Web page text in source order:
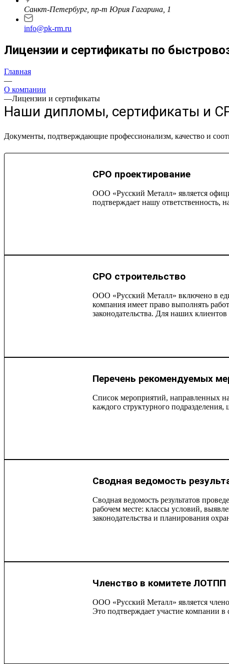
Санкт-Петербург, пр-т Юрия Гагарина, 1
info@pk-rm.ru
Лицензии и сертификаты по
Главная
—
О компании
—Лицензии и сертификаты
Наши дипломы, сертификаты и
Документы, подтверждающие профессионализм, качество и
СРО проектирование
ООО «Русский Металл» является
подтверждает нашу ответственность,
СРО строительство
ООО «Русский Металл» включено в
компания имеет право выполнять
законодательства. Для наших
Перечень рекомендуемых
Список мероприятий, направленных
каждого структурного
Сводная ведомость
Сводная ведомость результатов
рабочем месте: классы условий,
законодательства и планирования
Членство в комитете ЛОТПП
ООО «Русский Металл» является
Это подтверждает участие компании